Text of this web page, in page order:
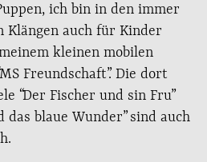
ich bin in den immer
Klängen auch für Kinder
kleinen mobilen
Freundschaft”. Die dort
“Der Fischer und sin Fru”
das blaue Wunder” sind auch